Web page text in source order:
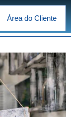
Área do Cliente